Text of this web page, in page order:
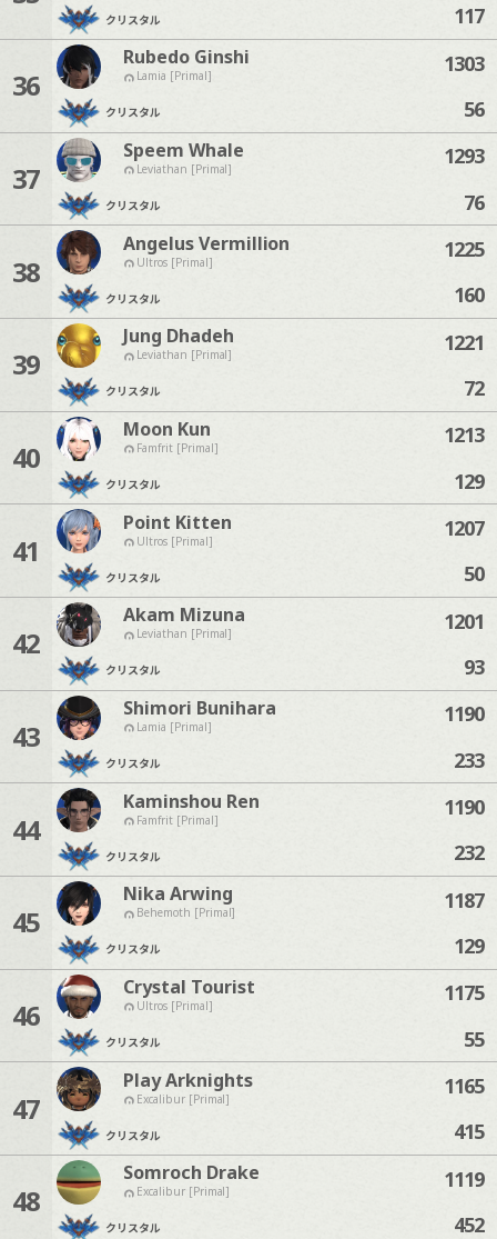
クリスタル 117
36
Rubedo Ginshi
Lamia [Primal]
クリスタル
1303
56
37
Speem Whale
Leviathan [Primal]
クリスタル
1293
76
38
Angelus Vermillion
Ultros [Primal]
クリスタル
1225
160
39
Jung Dhadeh
Leviathan [Primal]
クリスタル
1221
72
40
Moon Kun
Famfrit [Primal]
クリスタル
1213
129
41
Point Kitten
Ultros [Primal]
クリスタル
1207
50
42
Akam Mizuna
Leviathan [Primal]
クリスタル
1201
93
43
Shimori Bunihara
Lamia [Primal]
クリスタル
1190
233
44
Kaminshou Ren
Famfrit [Primal]
クリスタル
1190
232
45
Nika Arwing
Behemoth [Primal]
クリスタル
1187
129
46
Crystal Tourist
Ultros [Primal]
クリスタル
1175
55
47
Play Arknights
Excalibur [Primal]
クリスタル
1165
415
48
Somroch Drake
Excalibur [Primal]
クリスタル
1119
452